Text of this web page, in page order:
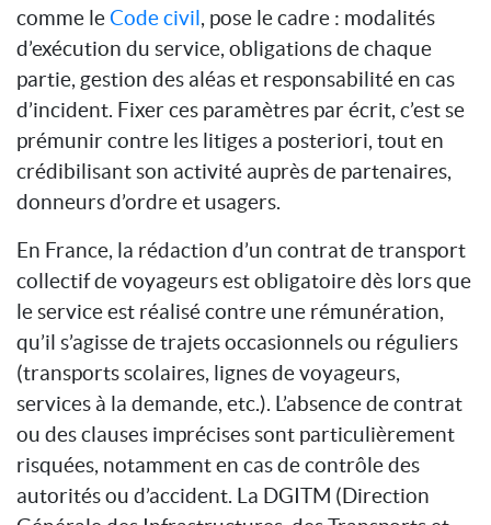
comme leCode civil, pose le cadre : modalités
d’exécution du service, obligations de chaque
partie, gestion des aléas et responsabilité en cas
d’incident. Fixer ces paramètres par écrit, c’est se
prémunir contre les litiges a posteriori, tout en
crédibilisant son activité auprès de partenaires,
donneurs d’ordre et usagers.
En France, la rédaction d’un contrat de transport
collectif de voyageurs est obligatoire dès lors que
le service est réalisé contre une rémunération,
qu’il s’agisse de trajets occasionnels ou réguliers
(transports scolaires, lignes de voyageurs,
services à la demande, etc.). L’absence de contrat
ou des clauses imprécises sont particulièrement
risquées, notamment en cas de contrôle des
autorités ou d’accident. La DGITM (Direction